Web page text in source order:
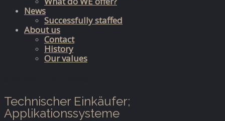
News
Successfully staffed
About us
Contact
History
Our values
Technischer Einkäufer;
Applikationssysteme